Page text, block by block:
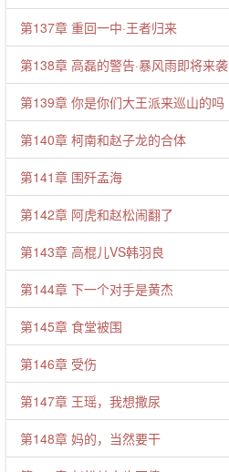
第137章 重回一中·王者归来
第138章 高磊的警告·暴风雨即将来袭
第139章 你是你们大王派来巡山的吗
第140章 柯南和赵子龙的合体
第141章 围歼孟海
第142章 阿虎和赵松闹翻了
第143章 高棍儿VS韩羽良
第144章 下一个对手是黄杰
第145章 食堂被围
第146章 受伤
第147章 王瑶，我想撒尿
第148章 妈的，当然要干